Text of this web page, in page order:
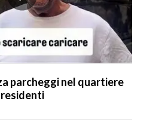
parcheggi nel quartiere
residenti